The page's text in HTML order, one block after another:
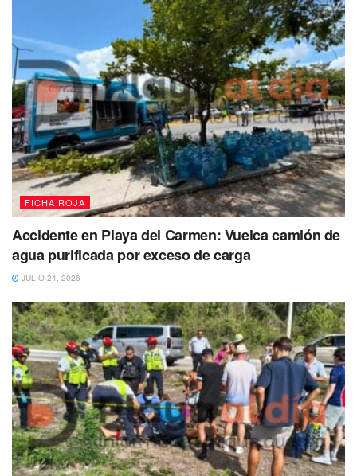
FICHA ROJA
Accidente en Playa del Carmen: Vuelca camión de
agua purificada por exceso de carga
JULIO 24, 2026